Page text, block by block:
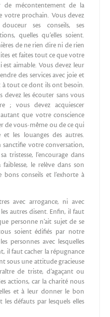
de mécontentement de la
votre prochain. Vous devez
ses conseils, ses
quelles qu’elles soient.
de ne rien dire ni de rien
et faites tout ce que votre
aimable. Vous devez leur
des services avec joie et
à tout ce dont ils ont besoin.
les écouter sans vous
; vous devez acquiescer
que votre conscience
de vous-même ou de ce qui
les louanges des autres.
sanctifie votre conversation,
tristesse, l’encourage dans
le relève dans son
conseils et l’exhorte à
avec arrogance, ni avec
autres disent. Enfin, il faut
personne n’ait sujet de se
soient édifiés par notre
personnes avec lesquelles
il faut cacher la répugnance
sous une attitude gracieuse
de triste, d’agaçant ou
actions, car la charité nous
et à leur donner le bon
les défauts par lesquels elles